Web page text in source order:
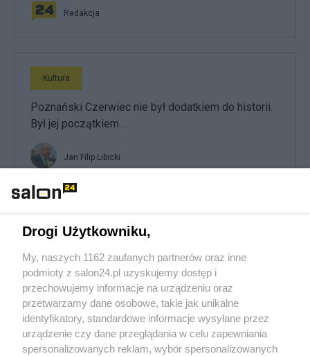
Redakcja
Kultura
Poznański Czerwiec nie był dodatkiem do historii.
Był jej początkiem…
Jan Filip Libicki
Rocznica Poznańskiego Czerwca 1956. Nowa
inicjatywa prezydenta Nawrockiego
Redakcja
Drogi Użytkowniku,
My, naszych 1162 zaufanych partnerów oraz inne
podmioty z salon24.pl uzyskujemy dostęp i
przechowujemy informacje na urządzeniu oraz
przetwarzamy dane osobowe, takie jak unikalne
identyfikatory, standardowe informacje wysyłane przez
urządzenie czy dane przeglądania w celu zapewniania
spersonalizowanych reklam, wybór spersonalizowanych